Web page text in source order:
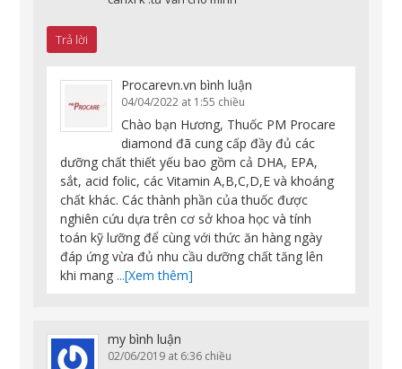
Trả lời
Procarevn.vn bình luận
04/04/2022 at 1:55 chiều
Chào bạn Hương, Thuốc PM Procare
diamond đã cung cấp đầy đủ các
dưỡng chất thiết yếu bao gồm cả DHA, EPA,
sắt, acid folic, các Vitamin A,B,C,D,E và khoáng
chất khác. Các thành phần của thuốc được
nghiên cứu dựa trên cơ sở khoa học và tính
toán kỹ lưỡng để cùng với thức ăn hàng ngày
đáp ứng vừa đủ nhu cầu dưỡng chất tăng lên
khi mang ...[Xem thêm]
my bình luận
02/06/2019 at 6:36 chiều